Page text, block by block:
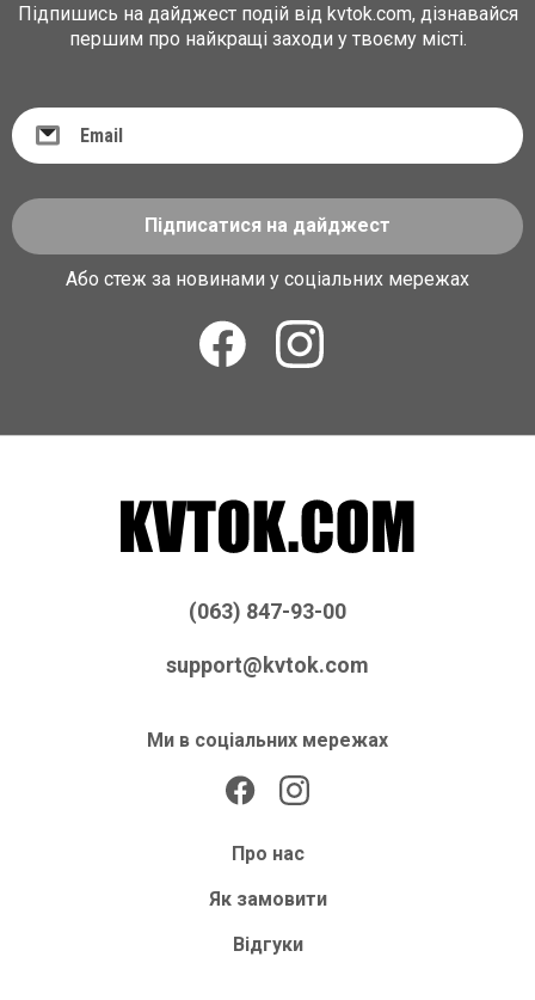
Підпишись на дайджест подій від kvtok.com, дізнавайся
першим про найкращі заходи у твоєму місті.
Підписатися на дайджест
Або стеж за новинами у соціальних мережах
(063) 847-93-00
support@kvtok.com
Ми в соціальних мережах
Про нас
Як замовити
Відгуки